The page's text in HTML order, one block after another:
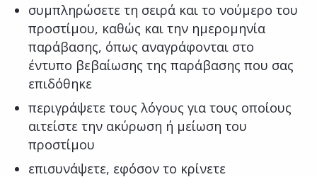
συμπληρώσετε τη σειρά και το νούμερο του
προστίμου, καθώς και την ημερομηνία
παράβασης, όπως αναγράφονται στο
έντυπο βεβαίωσης της παράβασης που σας
επιδόθηκε
περιγράψετε τους λόγους για τους οποίους
αιτείστε την ακύρωση ή μείωση του
προστίμου
επισυνάψετε, εφόσον το κρίνετε